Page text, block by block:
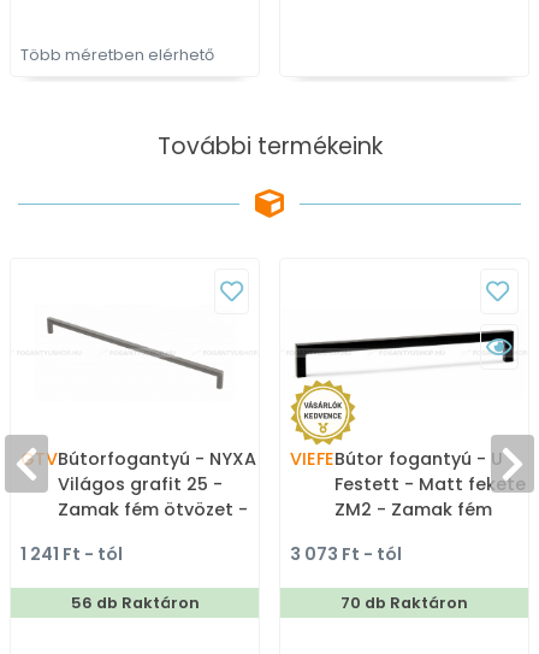
Több méretben elérhető
További termékeink
GTVBútorfogantyú - NYXA -
Világos grafit 25 -
Zamak fém ötvözet -
színes fém
bútorfogantyú
1 241 Ft - tól
56 db Raktáron
VIEFEBútor fogantyú - U
Festett - Matt fekete
ZM2 - Zamak fém
gyártott színes fém
bútorfogantyú
3 073 Ft - tól
70 db Raktáron